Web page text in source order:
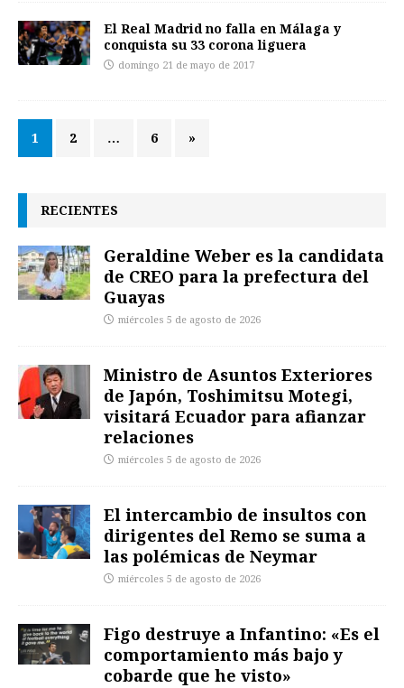
El Real Madrid no falla en Málaga y
conquista su 33 corona liguera
domingo 21 de mayo de 2017
1 2 … 6 »
RECIENTES
Geraldine Weber es la candidata
de CREO para la prefectura del
Guayas
miércoles 5 de agosto de 2026
Ministro de Asuntos Exteriores
de Japón, Toshimitsu Motegi,
visitará Ecuador para afianzar
relaciones
miércoles 5 de agosto de 2026
El intercambio de insultos con
dirigentes del Remo se suma a
las polémicas de Neymar
miércoles 5 de agosto de 2026
Figo destruye a Infantino: «Es el
comportamiento más bajo y
cobarde que he visto»